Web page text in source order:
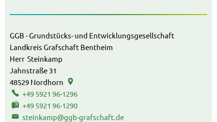
GGB - Grundstücks- und Entwicklungsgesellschaft
Landkreis Grafschaft Bentheim
Herr Steinkamp
Jahnstraße 31
48529 Nordhorn
+49 5921 96-1296
+49 5921 96-1290
steinkamp@ggb-grafschaft.de